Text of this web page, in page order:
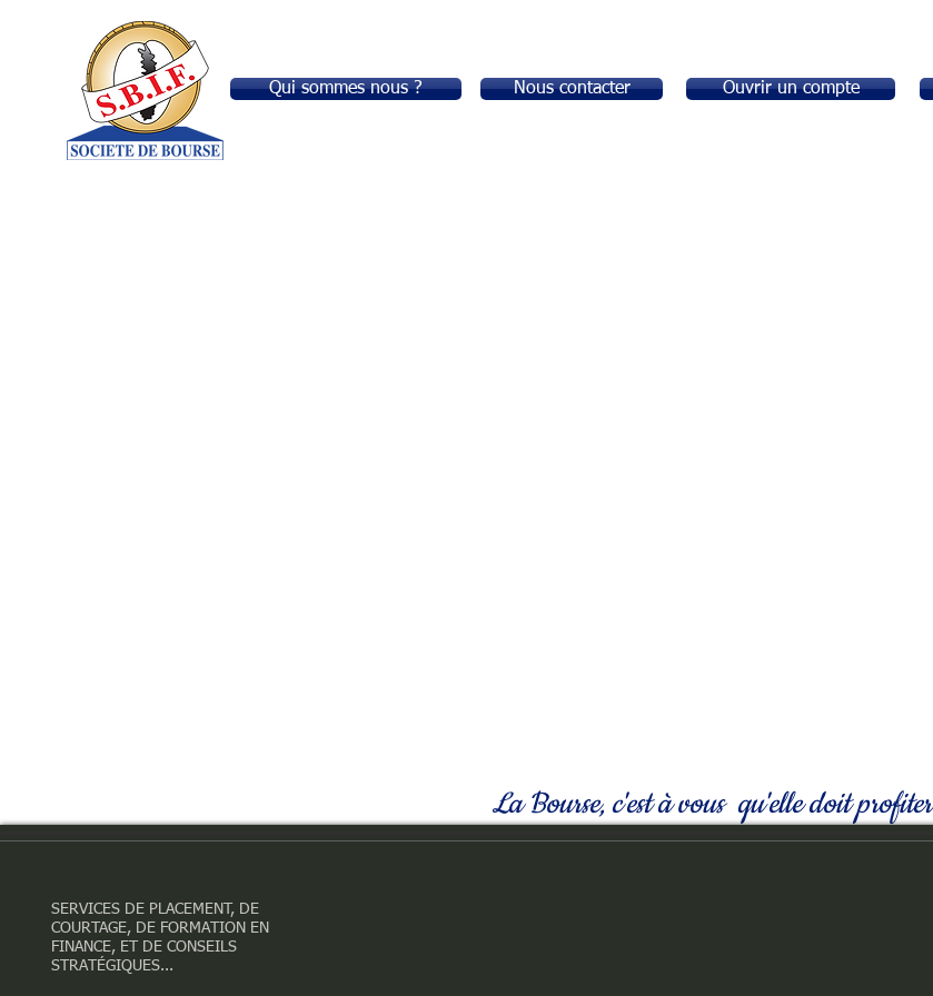
Qui sommes nous ? Nous contacter Ouvrir un compte
La Bourse, c'est à vous qu'elle doit profiter
SERVICES DE PLACEMENT, DE
COURTAGE, DE FORMATION EN
FINANCE, ET DE CONSEILS
STRATÉGIQUES...